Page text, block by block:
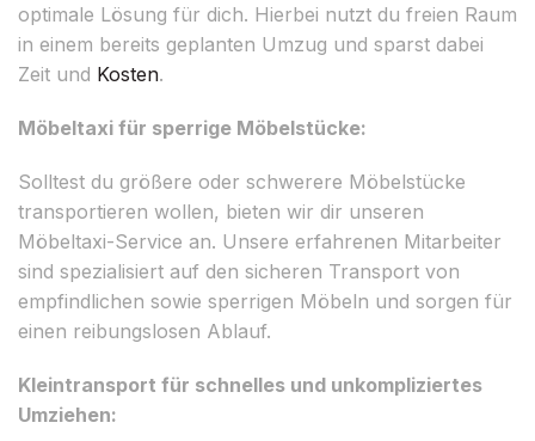
optimale Lösung für dich. Hierbei nutzt du freien Raum
in einem bereits geplanten Umzug und sparst dabei
Zeit und Kosten.
Möbeltaxi für sperrige Möbelstücke:
Solltest du größere oder schwerere Möbelstücke
transportieren wollen, bieten wir dir unseren
Möbeltaxi-Service an. Unsere erfahrenen Mitarbeiter
sind spezialisiert auf den sicheren Transport von
empfindlichen sowie sperrigen Möbeln und sorgen für
einen reibungslosen Ablauf.
Kleintransport für schnelles und unkompliziertes
Umziehen: